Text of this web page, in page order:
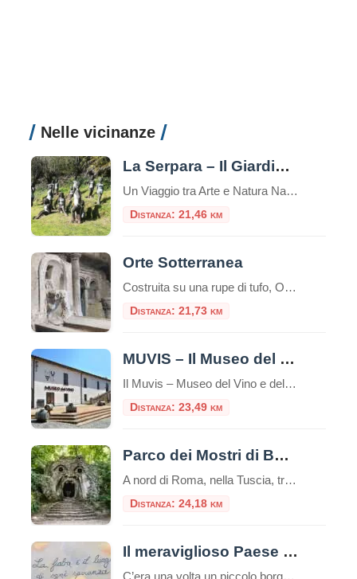
Nelle vicinanze
La Serpara – Il Giardino di Paul Wiedmer
Un Viaggio tra Arte e Natura Nascosto tra le colline della campagna laziale, vicino al borgo di Civitella d’Agliano, si trova un luogo magico dove arte e natura si fondono in un abbraccio unico e suggestivo: La Serpara – Il Giardino di Paul Wiedmer. Questo giardino artistico, nato dall’immaginazione e dal talento dell’artista svizzero Paul […]
Distanza: 21,46 km
Orte Sotterranea
Costruita su una rupe di tufo, Orte, al suo interno conserva un tesoro nascosto fatto di cunicoli, cisterne, pozzi, laboratori e vari luoghi di attività. Al di sotto del paese, li dove non te lo aspetti, c’è una fitta rete di cunicoli che testimonia tutte le attività che in questo luogo, nei millenni, si sono […]
Distanza: 21,73 km
MUVIS – Il Museo del vino
Il Muvis – Museo del Vino e delle Scienze Agroalimentari è un’istituzione dedicata alla promozione e alla valorizzazione del vino e delle scienze agroalimentari. Situato a Castiglione in Teverina, vicino a Viterbo, il Muvis è il più grande museo del vino d’Italia con 2000 m² di spazi espositivi,, offrendo un’ampia gamma di esperienze educative e sensoriali per […]
Distanza: 23,49 km
Parco dei Mostri di Bomarzo
A nord di Roma, nella Tuscia, troviamo un particolare e surreale parco: il Parco dei Mostri di Bomarzo o anche Sacro Bosco. Questo parco presenta oltre una dozzina di grandi sculture completamente immerse nella valle boscosa e da queste prende il nome.Il parco è ricco di simbolismi e ha ispirato artisti surrealisti come Salvador Dalí […]
Distanza: 24,18 km
Il meraviglioso Paese delle Fiabe: Sant’Angelo di Roccalvecce
C’era una volta un piccolo borgo tra le colline viterbesi che rischiava di scomparire, perdendosi nel silenzio del tempo e dello spopolamento. Ma proprio come nelle favole più belle, è avvenuto un miracolo: oggi quel borgo è Sant’Angelo di Roccalvecce, universalmente noto come “Il Paese delle Fiabe”. Situato a pochi chilometri da Viterbo, questo “museo […]